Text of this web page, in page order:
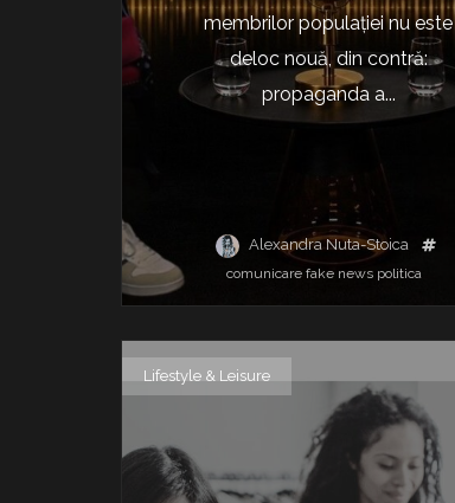
membrilor populaţiei nu este
deloc nouă, din contră:
propaganda a...
Alexandra Nuta-Stoica
comunicare fake news politica
Lifestyle & Leisure